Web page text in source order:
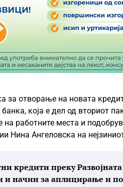
за отворање на новата
која е дел од вториот
работните места и
Нина Ангеловска на
кредити преку
и начин за аплицирање и